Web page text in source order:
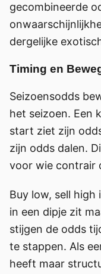
gecombineerde
dergelijke
Timing en
Seizoensodds
het seizoen. Een
start ziet zijn
zijn odds dalen.
voor wie contrair
Buy low, sell
in een dipje zit
stijgen de odds
te stappen. Als
heeft maar